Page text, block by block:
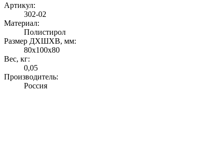
Артикул:
302-02
Материал:
Полистирол
Размер ДХШХВ, мм:
80х100х80
Вес, кг:
0,05
Производитель:
Россия